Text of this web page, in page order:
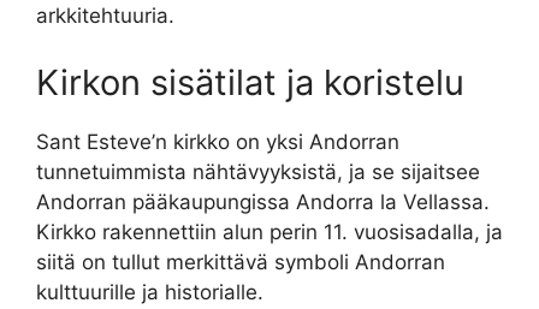
arkkitehtuuria.
Kirkon sisätilat ja koristelu
Sant Esteve’n kirkko on yksi Andorran
tunnetuimmista nähtävyyksistä, ja se sijaitsee
Andorran pääkaupungissa Andorra la Vellassa.
Kirkko rakennettiin alun perin 11. vuosisadalla, ja
siitä on tullut merkittävä symboli Andorran
kulttuurille ja historialle.